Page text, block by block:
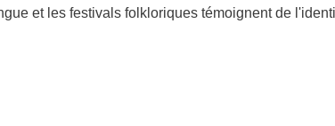
et les festivals folkloriques témoignent de